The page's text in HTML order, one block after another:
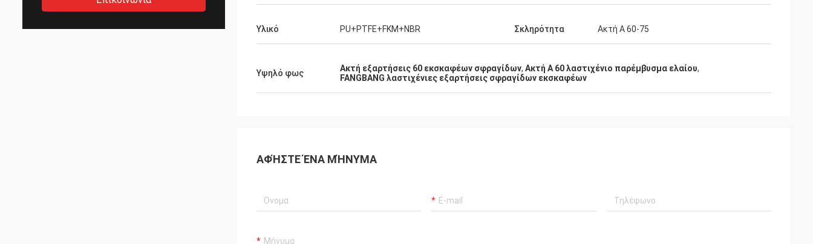
Υλικό PU+PTFE+FKM+NBR Σκληρότητα Ακτή Α 60-75
Υψηλό φως Ακτή εξαρτήσεις 60 εκσκαφέων σφραγίδων, Ακτή Α 60 λαστιχένιο παρέμβυσμα ελαίου,
FANGBANG λαστιχένιες εξαρτήσεις σφραγίδων εκσκαφέων
ΑΦΉΣΤΕ ΈΝΑ ΜΉΝΥΜΑ